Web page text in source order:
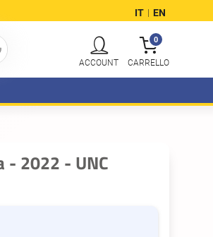
IT | EN
0
2022 - UNC